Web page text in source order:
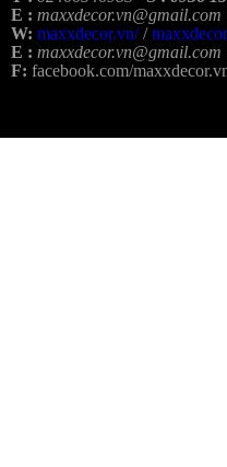
E : maxxdecor.vn@gmail.com
W: maxxdecor.vn//
E : maxxdecor.vn@gmail.com
F: facebook.com/